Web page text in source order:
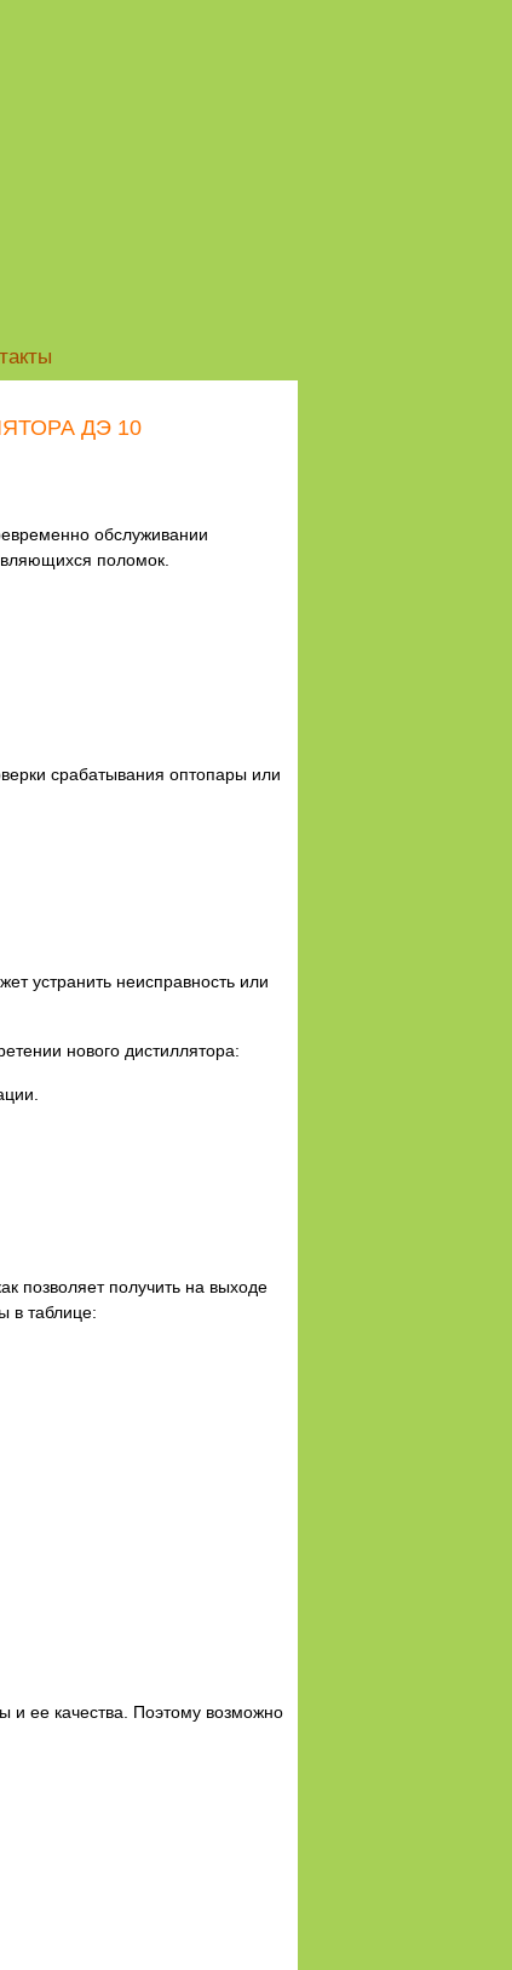
ДЭ 10
обслуживании
поломок.
срабатывания оптопары или
устранить неисправность или
нового дистиллятора:
позволяет получить на выходе
в таблице:
и ее качества. Поэтому возможно